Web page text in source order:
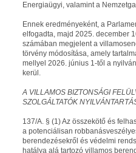
Energiaügyi, valamint a
Ennek eredményeként, a
elfogadta, majd 2025. december
számában megjelenta
törvény módosítása, amely
mellyel 2026. június 1-től a
kerül.
A VILLAMOS BIZTONSÁGI
SZOLGÁLTATÓK
137/A. § (1) Az összekötő és
a potenciálisan
berendezésekről és védelmi
hatálya alá tartozó villamos